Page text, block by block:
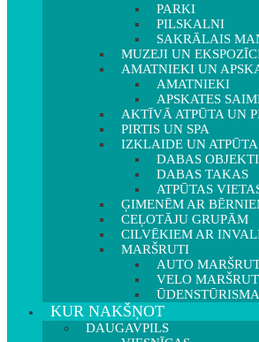
PARKI
PILSKALNI
SAKRĀLAIS
MUZEJI UN
AMATNIEKI UN
AMATNIEKI
APSKATES
AKTĪVĀ ATPŪTA UN
PIRTIS UN SPA
IZKLAIDE UN ATPŪTA
DABAS OBJEKTI
DABAS TAKAS
ATPŪTAS
ĢIMENĒM AR
CEĻOTĀJU GRUPĀM
CILVĒKIEM AR
MARŠRUTI
AUTO
VELO
KUR NAKŠŅOT
DAUGAVPILS